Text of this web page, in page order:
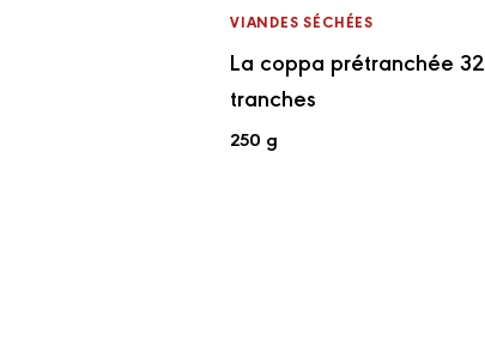
VIANDES SÉCHÉES
La coppa prétranchée 32
tranches
250 g